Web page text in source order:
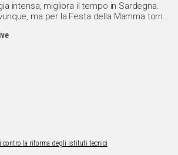
intensa, migliora il tempo in Sardegna.
ma per la Festa della Mamma torna